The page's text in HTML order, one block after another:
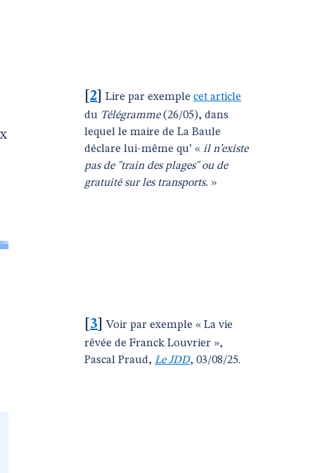
2 Lire par exemple cet article
du Télégramme(26/05), dans
lequel le maire de La Baule
déclare lui-même qu’ « il n’existe
pas de "train des plages" ou de
gratuité sur les transports. »
3 ]Voir par exemple « La vie
rêvée de Franck Louvrier »,
Pascal Praud, Le JDD, 03/08/25.